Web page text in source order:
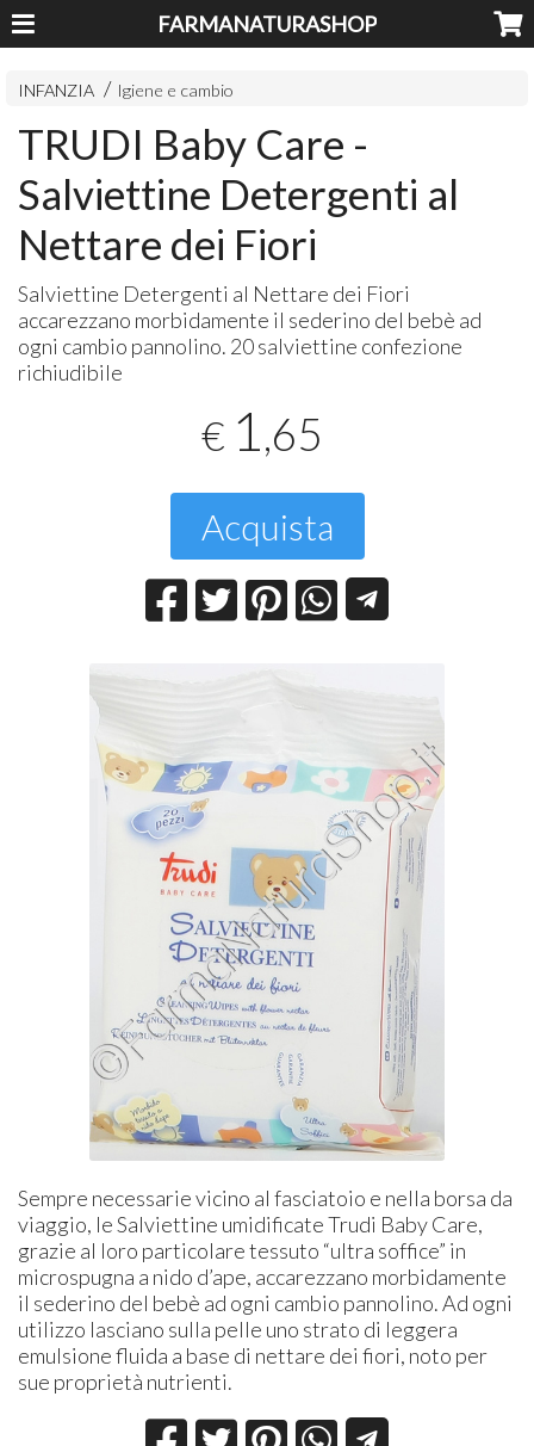
FARMANATURASHOP
INFANZIA Igiene e cambio
TRUDI Baby Care -
Salviettine Detergenti al
Nettare dei Fiori
Salviettine Detergenti al Nettare dei Fiori
accarezzano morbidamente il sederino del bebè ad
ogni cambio pannolino. 20 salviettine confezione
richiudibile
€ 1,65
Acquista
Sempre necessarie vicino al fasciatoio e nella borsa da
viaggio, le Salviettine umidificate Trudi Baby Care,
grazie al loro particolare tessuto “ultra soffice” in
microspugna a nido d’ape, accarezzano morbidamente
il sederino del bebè ad ogni cambio pannolino. Ad ogni
utilizzo lasciano sulla pelle uno strato di leggera
emulsione fluida a base di nettare dei fiori, noto per
sue proprietà nutrienti.